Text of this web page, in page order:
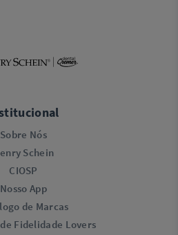
Sobre Nós
Schein
CIOSP
Nosso App
de Marcas
Fidelidade Lovers​